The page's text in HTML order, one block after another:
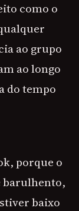
como o
ao grupo
ao longo
do tempo
porque o
barulhento,
baixo